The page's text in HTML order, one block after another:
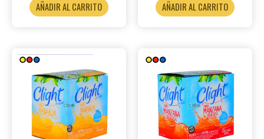
AÑADIR AL CARRITO AÑADIR AL CARRITO